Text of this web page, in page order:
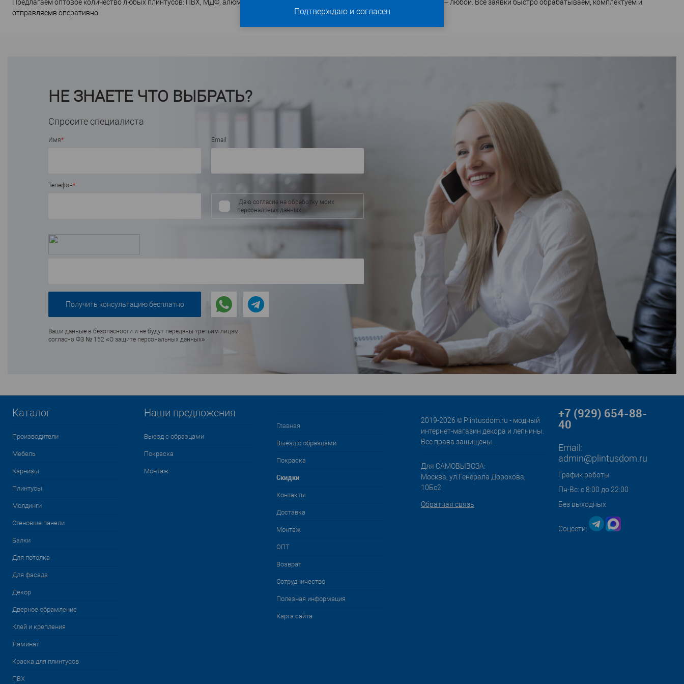
Предлагаем оптовое количество любых плинтусов: ПВХ, МДФ, алюминиевых - весь ассортимент к Вашим услугам. Объем заказа – любой. Все заявки быстро обрабатываем, комплектуем и
отправляемв оперативно
НЕ ЗНАЕТЕ ЧТО ВЫБРАТЬ?
Спросите специалиста
Имя* Email
Телефон*
Даю согласие на обработку моих
персональных данных
Ваши данные в безопасности и не будут переданы третьим лицам
согласно ФЗ № 152 «О защите персональных данных»
Каталог
Производители
Мебель
Карнизы
Плинтусы
Молдинги
Стеновые панели
Балки
Для потолка
Для фасада
Декор
Дверное обрамление
Клей и крепления
Ламинат
Краска для плинтусов
ПВХ
Наши предложения
Выезд с образцами
Покраска
Монтаж
Главная
Выезд с образцами
Покраска
Cкидки
Контакты
Доставка
Монтаж
ОПТ
Возврат
Сотрудничество
Полезная информация
Карта сайта
2019-2026 © Plintusdom.ru - модный
интернет-магазин декора и лепнины.
Все права защищены.
Для САМОВЫВОЗА:
Москва, ул.Генерала Дорохова,
10Бс2
Обратная связь
+7 (929) 654-88-
40
Email:
admin@plintusdom.ru
График работы
Пн-Вс: с 8:00 до 22:00
Без выходных
Соцсети:
Подтверждаю и согласен